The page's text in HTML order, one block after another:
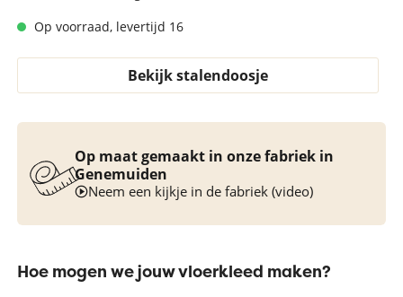
Op voorraad, levertijd 16
Bekijk stalendoosje
Op maat gemaakt in onze fabriek in
Genemuiden
Neem een kijkje in de fabriek (video)
Hoe mogen we jouw vloerkleed maken?